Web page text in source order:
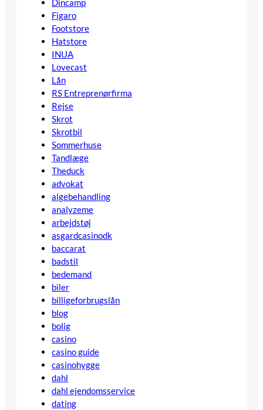
Dincamp
Figaro
Footstore
Hatstore
INUA
Lovecast
Lån
RS Entreprenørfirma
Rejse
Skrot
Skrotbil
Sommerhuse
Tandlæge
Theduck
advokat
algebehandling
analyzeme
arbejdstøj
asgardcasinodk
baccarat
badstil
bedemand
biler
billigeforbrugslån
blog
bolig
casino
casino guide
casinohygge
dahl
dahl ejendomsservice
dating